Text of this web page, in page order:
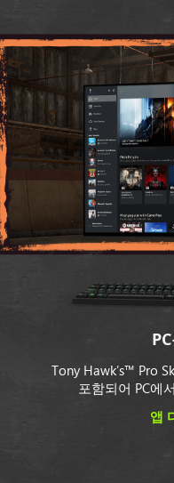
Tony Hawk’s™ Pro
포함되어 PC에
앱